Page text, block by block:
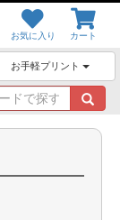
お気に入り カート
お手軽プリント
キ
ー
ワ